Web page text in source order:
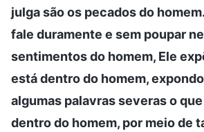
julga são os pecados do
fale duramente e sem poupar
sentimentos do homem, Ele
está dentro do homem,
algumas palavras severas o
dentro do homem, por meio de